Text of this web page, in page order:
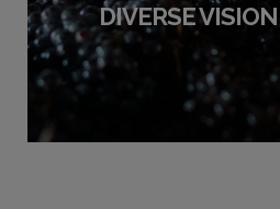
DIVERSE